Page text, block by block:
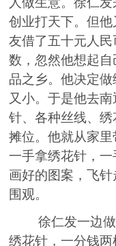
创业打天下。但他
友借了五十元人
数，忽然他想起
品之乡。他决定做
又小。于是他去南
针、各种丝线、绣
摊位。他就从家
一手拿绣花针，一
画好的图案，飞
围观。
徐仁发一边
绣花针，一分钱两